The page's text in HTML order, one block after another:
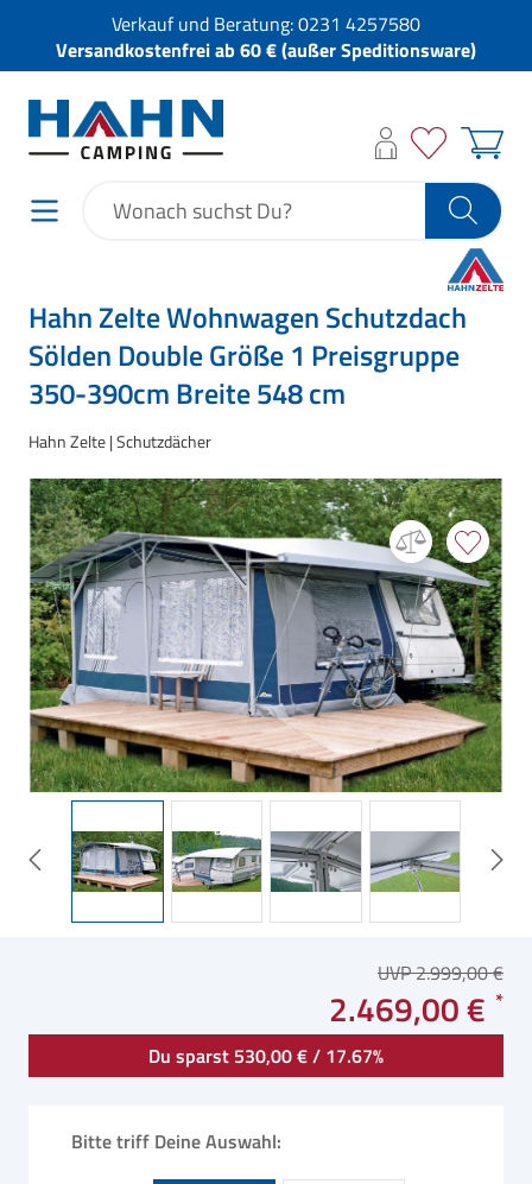
Verkauf und Beratung:0231 4257580
Versandkostenfrei ab 60 € (außer Speditionsware)
Hahn Zelte Wohnwagen Schutzdach
Sölden Double Größe 1 Preisgruppe
350-390cm Breite 548 cm
Hahn Zelte Schutzdächer
UVP 2.999,00 €
2.469,00 €
Du sparst 530,00 € / 17.67%
Bitte triff Deine Auswahl: